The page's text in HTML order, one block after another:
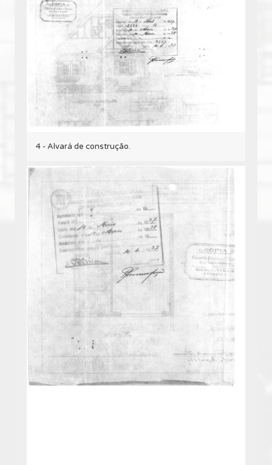
4 - Alvará de construção.